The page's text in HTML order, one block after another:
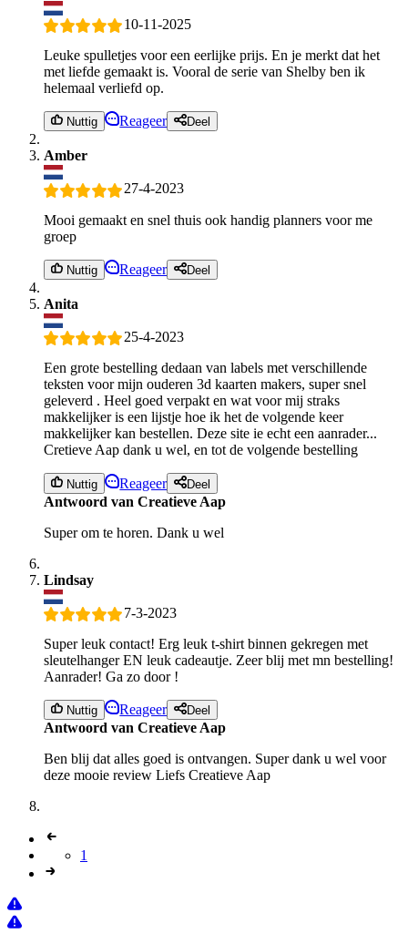
10-11-2025
Leuke spulletjes voor een eerlijke prijs. En je merkt dat het
met liefde gemaakt is. Vooral de serie van Shelby ben ik
helemaal verliefd op.
Nuttig Reageer Deel
Amber
27-4-2023
Mooi gemaakt en snel thuis ook handig planners voor me
groep
Nuttig Reageer Deel
Anita
25-4-2023
Een grote bestelling dedaan van labels met verschillende
teksten voor mijn ouderen 3d kaarten makers, super snel
geleverd . Heel goed verpakt en wat voor mij straks
makkelijker is een lijstje hoe ik het de volgende keer
makkelijker kan bestellen. Deze site ie echt een aanrader...
Cretieve Aap dank u wel, en tot de volgende bestelling
Nuttig Reageer Deel
Antwoord van Creatieve Aap
Super om te horen. Dank u wel
Lindsay
7-3-2023
Super leuk contact! Erg leuk t-shirt binnen gekregen met
sleutelhanger EN leuk cadeautje. Zeer blij met mn bestelling!
Aanrader! Ga zo door !
Nuttig Reageer Deel
Antwoord van Creatieve Aap
Ben blij dat alles goed is ontvangen. Super dank u wel voor
deze mooie review Liefs Creatieve Aap
1